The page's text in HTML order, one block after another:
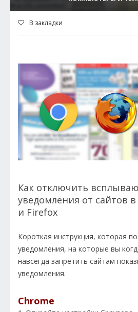
В закладки
Как отключить
уведомления от сайтов
и Firefox
Короткая инструкция, которая
уведомления, на которые вы
навсегда запретить сайтам
уведомления.
Chrome